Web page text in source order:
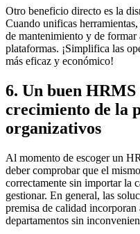
Otro beneficio directo es la
Cuando unificas
de mantenimiento y de formar
plataformas. ¡Simplifica las
más eficaz y económico!
6. Un buen HRMS
crecimiento de la
organizativos
Al momento de escoger un
deber comprobar que el
correctamente sin importar la
gestionar. En general, las
premisa de calidad
departamentos sin